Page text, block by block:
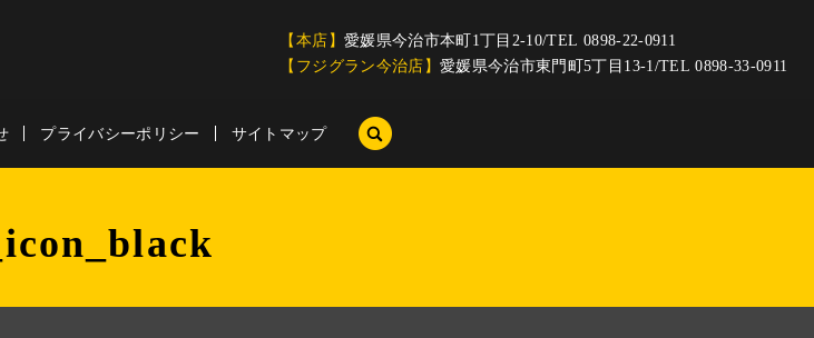
【本店】 愛媛県今治市本町1丁目2-10/TEL 0898-22-0911
【フジグラン今治店】 愛媛県今治市東門町5丁目13-1/TEL 0898-33-0911
プライバシーポリシー サイトマップ search